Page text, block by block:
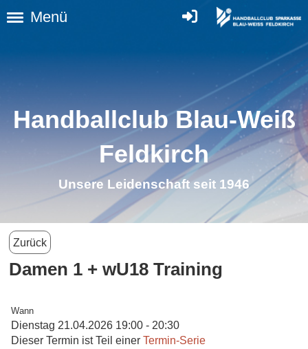
Menü
Handballclub Blau-Weiß
Feldkirch
Unsere Leidenschaft seit 1946
Zurück
Damen 1 + wU18 Training
Wann
Dienstag 21.04.2026 19:00 - 20:30
Dieser Termin ist Teil einer Termin-Serie